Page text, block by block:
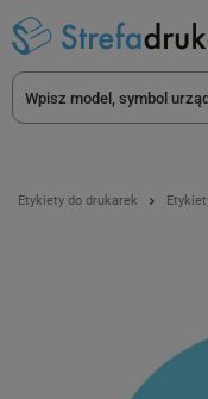
Etykiety do drukarek